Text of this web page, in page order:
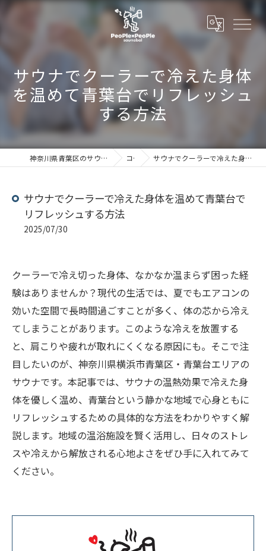
サウナでクーラーで冷えた身体
を温めて青葉台でリフレッシュ
する方法
神奈川県青葉区のサウナならSaunabal People×People コラム サウナでクーラーで冷えた身体を温めて青葉台でリフレッシュする方法
サウナでクーラーで冷えた身体を温めて青葉台で
リフレッシュする方法
2025/07/30
クーラーで冷え切った身体、なかなか温まらず困った経
験はありませんか？現代の生活では、夏でもエアコンの
効いた空間で長時間過ごすことが多く、体の芯から冷え
てしまうことがあります。このような冷えを放置する
と、肩こりや疲れが取れにくくなる原因にも。そこで注
目したいのが、神奈川県横浜市青葉区・青葉台エリアの
サウナです。本記事では、サウナの温熱効果で冷えた身
体を優しく温め、青葉台という静かな地域で心身ともに
リフレッシュするための具体的な方法をわかりやすく解
説します。地域の温浴施設を賢く活用し、日々のストレ
スや冷えから解放される心地よさをぜひ手に入れてみて
ください。